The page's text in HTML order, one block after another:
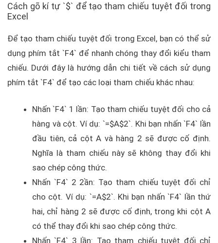
Cách gõ kí tự `$` để tạo tham chiếu tuyệt đối trong
Excel
Để tạo tham chiếu tuyệt đối trong Excel, bạn có thể sử
dụng phím tắt `F4` để nhanh chóng thay đổi kiểu tham
chiếu. Dưới đây là hướng dẫn chi tiết về cách sử dụng
phím tắt `F4` để tạo các loại tham chiếu khác nhau:
Nhấn `F4` 1 lần: Tạo tham chiếu tuyệt đối cho cả
hàng và cột. Ví dụ: `=$A$2`. Khi bạn nhấn `F4` lần
đầu tiên, cả cột A và hàng 2 sẽ được cố định.
Nghĩa là tham chiếu này sẽ không thay đổi khi
sao chép công thức.
Nhấn `F4` 2 2ần: Tạo tham chiếu tuyệt đối chỉ
cho cột. Ví dụ: `=A$2`. Khi bạn nhấn `F4` lần thứ
hai, chỉ hàng 2 sẽ được cố định, trong khi cột A
có thể thay đổi khi sao chép công thức.
Nhấn `F4` 3 lần: Tạo tham chiếu tuyệt đối chỉ